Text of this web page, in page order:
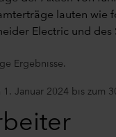
Ergebnisse.
Januar 2024 bis zum